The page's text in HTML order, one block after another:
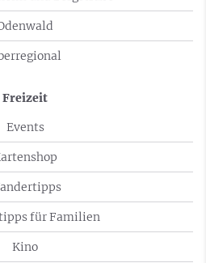
Freizeit
Events
für Familien
Kino